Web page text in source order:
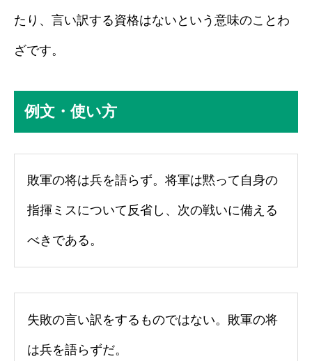
たり、言い訳する資格はないという意味のことわ
ざです。
例文・使い方
敗軍の将は兵を語らず。将軍は黙って自身の
指揮ミスについて反省し、次の戦いに備える
べきである。
失敗の言い訳をするものではない。敗軍の将
は兵を語らずだ。